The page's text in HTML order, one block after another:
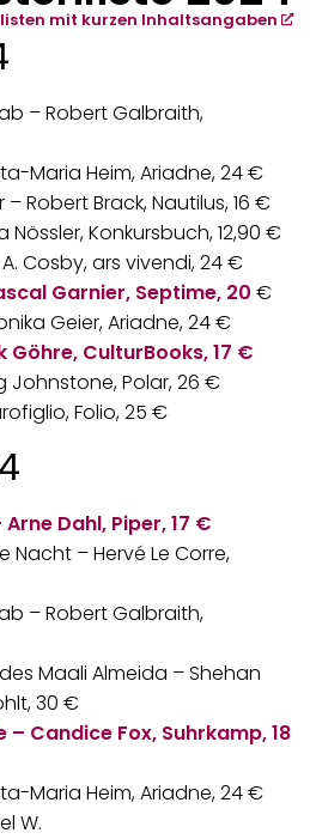
mit kurzen Inhaltsangaben
– Robert Galbraith,
Maria Heim, Ariadne, 24 €
Robert Brack, Nautilus, 16 €
Nössler, Konkursbuch, 12,90 €
Cosby, ars vivendi, 24 €
Garnier, Septime, 20 €
Geier, Ariadne, 24 €
Göhre, CulturBooks, 17 €
Johnstone, Polar, 26 €
Folio, 25 €
Dahl, Piper, 17 €
Nacht – Hervé Le Corre,
– Robert Galbraith,
Maali Almeida – Shehan
30 €
– Candice Fox, Suhrkamp, 18
Maria Heim, Ariadne, 24 €
W.